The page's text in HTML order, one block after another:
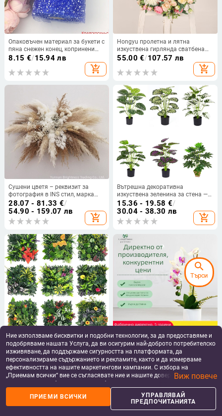
Опаковъчен материал за букети с
пяна снежен конец, копринени
цветя, снежна дантела, процес
3488641, за сватби и домашна
декорация
8.15 €/15.94 лв
add_shopping_cart
Hongyu пролетна и лятна
изкуствена гирлянда сватбена
празнична украса симулация на
божур чай пъпка гирлянда
входна врата домашна врата
55.00 €/107.57 лв
add_shopping_cart
Сушени цветя – реквизит за
фотография в INS стил, марка
Brightness, разновидност
3332590, материал: сушени
цветя, процес: Друг, използване:
сватба/на открито/реквизит за
28.07 - 81.33 €/
54.90 - 159.07 лв
add_shopping_cart
Вътрешна декоративна
изкуствена зеленина за стена —
коприна, 3D печат, вид зелено
растение, аранжировка със
цветя, марка Miao Miao
15.36 - 19.58 €/
30.04 - 38.30 лв
add_shopping_cart
Стенно растение-украса:
пластмасова тревна повърхност
с изкуствени цветя; релефен
дизайн, инжекционно
формована; видове: евкалипт
Милан, папрат, персийски стил;
за сватби, открити пространства,
фотодекорация и домашна
декорация
10.72€/20.97 лв
add_shopping_cart
Изкуствена орхидея Фаленопсис
в мека PVC, 3D‑изглед,
декоративна саксия за дневната,
сватби и фотопроекти
32.90 - 41.95€/
64.35 - 82.05 лв
Ние използваме бисквитки и подобни технологии, за да предоставяме и
подобряваме нашата Услуга, да ви осигурим най-доброто потребителско
изживяване, да поддържаме сигурността на платформата, да
персонализираме съдържанието и рекламите, както и да измерваме
ефективността на нашите маркетингови кампании. С избора на
„Приемам всички“ вие се съгласявате ние и нашите доверени партньори
да съхраняваме бисквитки и подобни технологии на вашето устройство
за рекламни и аналитични цели. Можете по всяко време да управлявате
своите предпочитания, като натиснете „Управлявай предпочитанията“.
За повече информация, моля, вижте нашата
Виж повече
ПРИЕМИ ВСИЧКИ
УПРАВЛЯВАЙ
ПРЕДПОЧИТАНИЯТА
search
Търси